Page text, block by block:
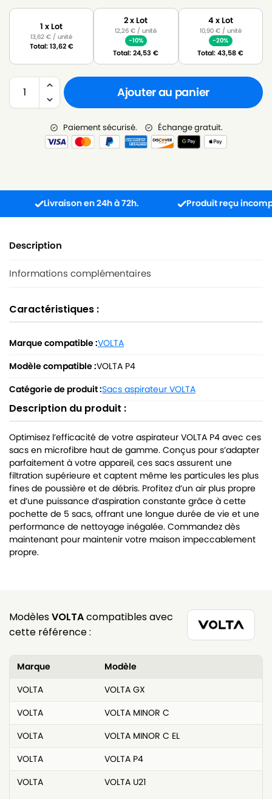
1 x Lot
13,62€ / unité
Total:13,62€
2 x Lot
12,26€ / unité
-10%
Total:24,53€
4 x Lot
10,90 €/ unité
-20%
Total:43,58€
Ajouter au panier
Paiement sécurisé. Échange gratuit.
Livraison en 24h à 72h. Produit reçu
Description
Informations complémentaires
Caractéristiques :
Marque compatible :VOLTA
Modèle compatible :VOLTA P4
Catégorie de produit :Sacs aspirateur VOLTA
Description du produit :
Optimisez l’efficacité de votre aspirateur VOLTA P4 avec ces
sacs en microfibre haut de gamme. Conçus pour s’adapter
parfaitement à votre appareil, ces sacs assurent une
filtration supérieure et captent même les particules les plus
fines de poussière et de débris. Profitez d’un air plus propre
et d’une puissance d’aspiration constante grâce à cette
pochette de 5 sacs, offrant une longue durée de vie et une
performance de nettoyage inégalée. Commandez dès
maintenant pour maintenir votre maison impeccablement
propre.
ModèlesVOLTAcompatibles avec
cette référence :
Marque
Modèle
VOLTA
VOLTA GX
VOLTA
VOLTA MINOR C
VOLTA
VOLTA MINOR C EL
VOLTA
VOLTA P4
VOLTA
VOLTA U21